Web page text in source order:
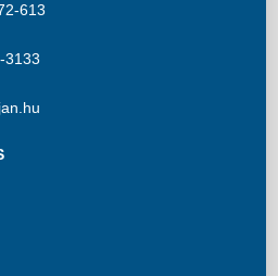
613
3133